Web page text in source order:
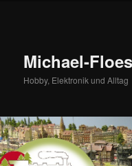
Michael-
Hobby, Elektronik und Alltag